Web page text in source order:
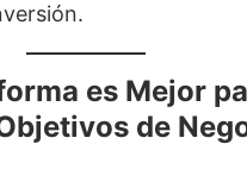
es Mejor
de